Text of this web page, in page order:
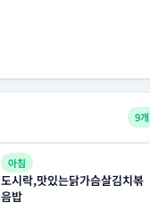
9개
아침
도시락,맛있는닭가슴살김치볶
음밥